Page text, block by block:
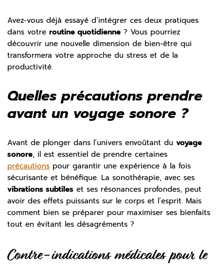
Avez-vous déjà essayé d’intégrer ces deux pratiques
dans votre routine quotidienne ? Vous pourriez
découvrir une nouvelle dimension de bien-être qui
transformera votre approche du stress et de la
productivité.
Quelles précautions prendre
avant un voyage sonore ?
Avant de plonger dans l’univers envoûtant du voyage
sonore, il est essentiel de prendre certaines
précautions pour garantir une expérience à la fois
sécurisante et bénéfique. La sonothérapie, avec ses
vibrations subtiles et ses résonances profondes, peut
avoir des effets puissants sur le corps et l’esprit. Mais
comment bien se préparer pour maximiser ses bienfaits
tout en évitant les désagréments ?
Contre-indications médicales pour le